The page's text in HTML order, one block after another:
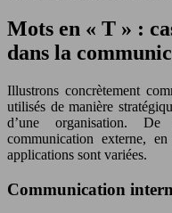
Mots en « T » :
dans la
Illustrons concrètement
utilisés de manière
d’une organisation.
communication externe,
applications sont variées.
Communication